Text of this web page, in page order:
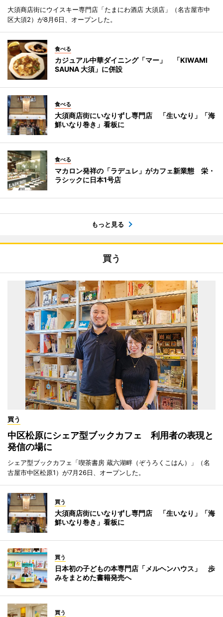
大須商店街にウイスキー専門店「たまにわ酒店 大須店」（名古屋市中
区大須2）が8月6日、オープンした。
食べる
カジュアル中華ダイニング「マー」 「KIWAMI
SAUNA 大須」に併設
食べる
大須商店街にいなりずし専門店 「生いなり」「海
鮮いなり巻き」看板に
食べる
マカロン発祥の「ラデュレ」がカフェ新業態 栄・
ラシックに日本1号店
もっと見る
買う
買う
中区松原にシェア型ブックカフェ 利用者の表現と
発信の場に
シェア型ブックカフェ「喫茶書房 蔵六湖畔（ぞうろくこはん）」（名
古屋市中区松原1）が7月26日、オープンした。
買う
大須商店街にいなりずし専門店 「生いなり」「海
鮮いなり巻き」看板に
買う
日本初の子どもの本専門店「メルヘンハウス」 歩
みをまとめた書籍発売へ
買う